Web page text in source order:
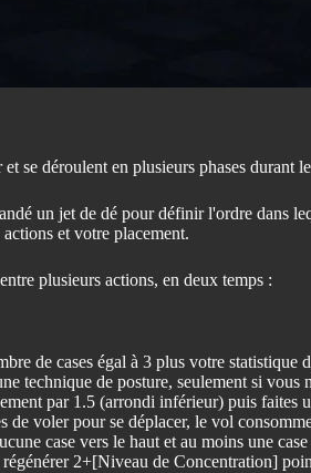
se déroulent en plusieurs phases
un jet de dé pour définir l'ordre dans
et votre placement.
plusieurs actions, en deux temps :
de cases égal à 3 plus votre
technique de posture, seulement si
par 1.5 (arrondi inférieur) puis faites
de voler pour se déplacer, le vol
case vers le haut et au moins une
2+[Niveau de Concentration]